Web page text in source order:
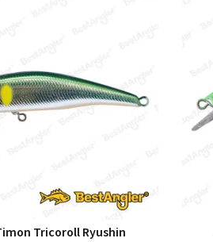
Tricoroll Ryushin